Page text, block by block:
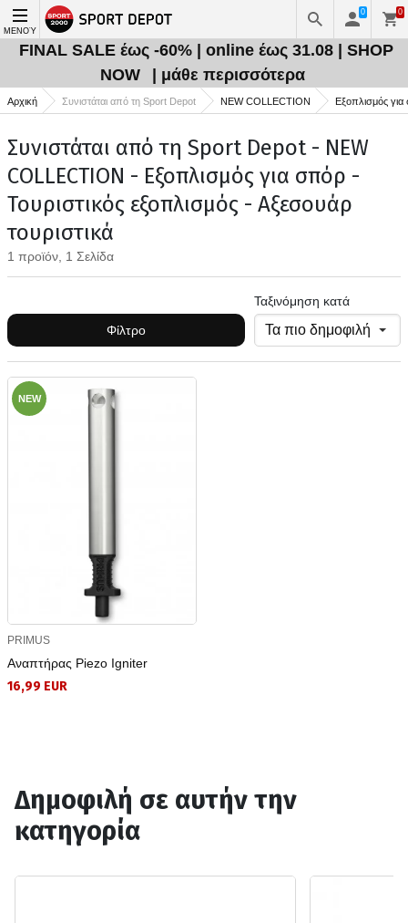
ΜΕΝΟΎ
0 0
FINAL SALE έως -60% | online έως 31.08 | SHOP
NOW
| μάθε περισσότερα
Αρχική Συνιστάται από τη Sport Depot NEW COLLECTION Εξοπλισμός
Συνιστάται από τη Sport Depot - NEW
COLLECTION - Εξοπλισμός για σπόρ -
Τουριστικός εξοπλισμός - Αξεσουάρ
τουριστικά
1 προϊόν, 1 Σελίδα
Φίλτρο
Ταξινόμηση κατά
NEW
PRIMUS
Αναπτήρας Piezo Igniter
16,99 EUR
Δημοφιλή σε αυτήν την
κατηγορία